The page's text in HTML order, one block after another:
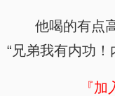
他喝的有点
“兄弟我有内功
『